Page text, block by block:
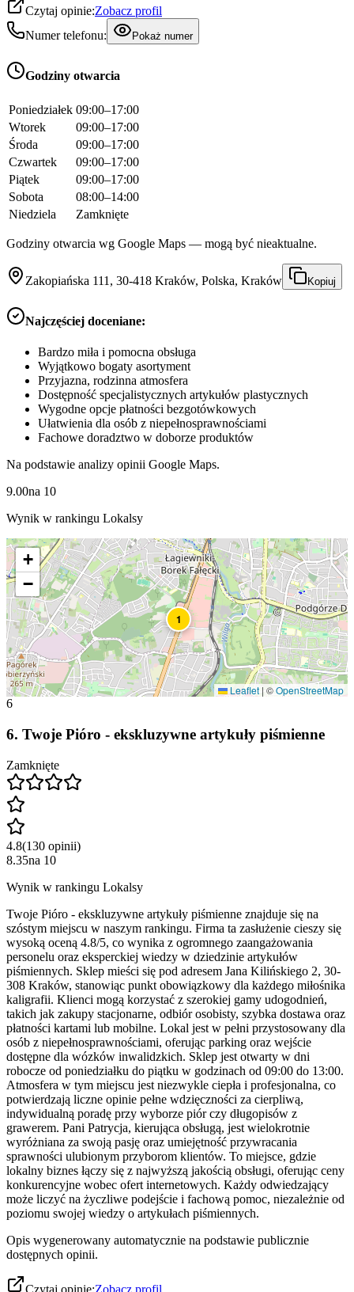
Czytaj opinie:Zobacz profil
Numer telefonu:
Pokaż numer
Godziny otwarcia
Poniedziałek 09:00–17:00
Wtorek
09:00–17:00
Środa
09:00–17:00
Czwartek
09:00–17:00
Piątek
09:00–17:00
Sobota
08:00–14:00
Niedziela
Zamknięte
Godziny otwarcia wg Google Maps — mogą być nieaktualne.
Zakopiańska 111, 30-418 Kraków, Polska, Kraków Kopiuj
Najczęściej doceniane:
Bardzo miła i pomocna obsługa
Wyjątkowo bogaty asortyment
Przyjazna, rodzinna atmosfera
Dostępność specjalistycznych artykułów plastycznych
Wygodne opcje płatności bezgotówkowych
Ułatwienia dla osób z niepełnosprawnościami
Fachowe doradztwo w doborze produktów
Na podstawie analizy opinii Google Maps.
9.00na 10
Wynik w rankingu Lokalsy
1
+
−
Leaflet | ©OpenStreetMap
6
6. Twoje Pióro - ekskluzywne artykuły piśmienne
Zamknięte
4.8(130 opinii)
8.35na 10
Wynik w rankingu Lokalsy
Twoje Pióro - ekskluzywne artykuły piśmienne znajduje się na
szóstym miejscu w naszym rankingu. Firma ta zasłużenie cieszy się
wysoką oceną 4.8/5, co wynika z ogromnego zaangażowania
personelu oraz eksperckiej wiedzy w dziedzinie artykułów
piśmiennych. Sklep mieści się pod adresem Jana Kilińskiego 2, 30-
308 Kraków, stanowiąc punkt obowiązkowy dla każdego miłośnika
kaligrafii. Klienci mogą korzystać z szerokiej gamy udogodnień,
takich jak zakupy stacjonarne, odbiór osobisty, szybka dostawa oraz
płatności kartami lub mobilne. Lokal jest w pełni przystosowany dla
osób z niepełnosprawnościami, oferując parking oraz wejście
dostępne dla wózków inwalidzkich. Sklep jest otwarty w dni
robocze od poniedziałku do piątku w godzinach od 09:00 do 13:00.
Atmosfera w tym miejscu jest niezwykle ciepła i profesjonalna, co
potwierdzają liczne opinie pełne wdzięczności za cierpliwą,
indywidualną poradę przy wyborze piór czy długopisów z
grawerem. Pani Patrycja, kierująca obsługą, jest wielokrotnie
wyróżniana za swoją pasję oraz umiejętność przywracania
sprawności ulubionym przyborom klientów. To miejsce, gdzie
lokalny biznes łączy się z najwyższą jakością obsługi, oferując ceny
konkurencyjne wobec ofert internetowych. Każdy odwiedzający
może liczyć na życzliwe podejście i fachową pomoc, niezależnie od
poziomu swojej wiedzy o artykułach piśmiennych.
Opis wygenerowany automatycznie na podstawie publicznie
dostępnych opinii.
Czytaj opinie:Zobacz profil